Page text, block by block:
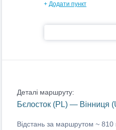
+ Додати пункт
Деталі маршруту:
Бєлосток (PL) — Вінниця
Відстань за маршрутом ~ 810